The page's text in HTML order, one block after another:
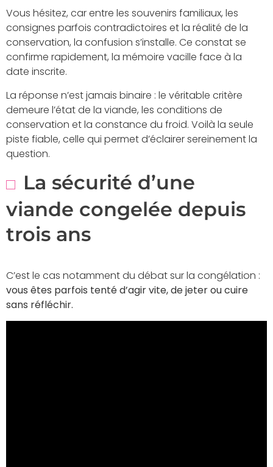
Vous hésitez, car entre les souvenirs familiaux, les
consignes parfois contradictoires et la réalité de la
conservation, la confusion s’installe. Ce constat se
confirme rapidement, la mémoire vacille face à la
date inscrite.
La réponse n’est jamais binaire : le véritable critère
demeure l’état de la viande, les conditions de
conservation et la constance du froid. Voilà la seule
piste fiable, celle qui permet d’éclairer sereinement la
question.
La sécurité d’une
viande congelée depuis
trois ans
C’est le cas notamment du débat sur la congélation :
vous êtes parfois tenté d’agir vite, de jeter ou cuire
sans réfléchir.